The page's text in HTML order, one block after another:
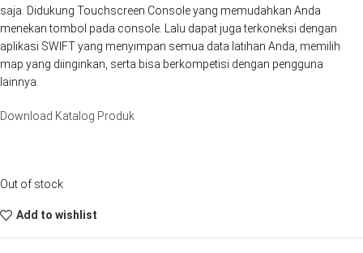
saja. Didukung Touchscreen Console yang memudahkan Anda
menekan tombol pada console. Lalu dapat juga terkoneksi dengan
aplikasi SWIFT yang menyimpan semua data latihan Anda, memilih
map yang diinginkan, serta bisa berkompetisi dengan pengguna
lainnya.
Download Katalog Produk
Out of stock
Add to wishlist